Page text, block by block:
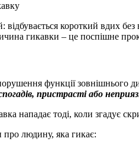
короткий вдих
гикавки – це поспішне
функції зовнішнього
пристрасті або
нападає тоді, коли згадує
про людину, яка гикає: